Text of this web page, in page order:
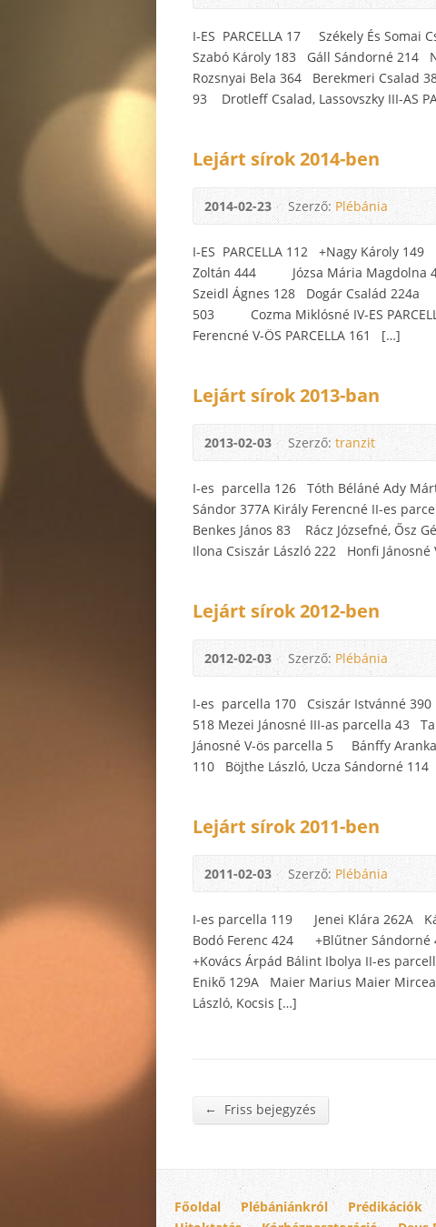
I-ES PARCELLA 17 Székely És
Szabó Károly 183 Gáll Sándorné 214
Rozsnyai Bela 364 Berekmeri Csalad
93 Drotleff Csalad, Lassovszky III-
Lejárt sírok 2014-ben
2014-02-23 Szerző:Plébánia
I-ES PARCELLA 112 +Nagy Károly
Zoltán 444 Józsa Mária Magdolna
Szeidl Ágnes 128 Dogár Család
503 Cozma Miklósné IV-ES
Ferencné V-ÖS PARCELLA 161 […]
Lejárt sírok 2013-ban
2013-02-03 Szerző:tranzit
I-es parcella 126 Tóth Béláné Ady
Sándor 377A Király Ferencné II-es
Benkes János 83 Rácz Józsefné, Ősz
Ilona Csiszár László 222 Honfi
Lejárt sírok 2012-ben
2012-02-03 Szerző:Plébánia
I-es parcella 170 Csiszár Istvánné
518 Mezei Jánosné III-as parcella 43
Jánosné V-ös parcella 5 Bánffy
110 Böjthe László, Ucza Sándorné
Lejárt sírok 2011-ben
2011-02-03 Szerző:Plébánia
I-es parcella 119 Jenei Klára 262A
Bodó Ferenc 424 +Blűtner
+Kovács Árpád Bálint Ibolya II-es
Enikő 129A Maier Marius Maier
László, Kocsis […]
← Friss bejegyzés
Főoldal Plébániánkról Prédikációk